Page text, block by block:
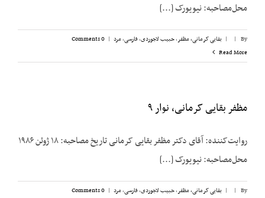
محل‌مصاحبه: نیویورک [...]
By
|
| بقایی کرمانی، مظفر,حبیب لاجوردی,فارسی,مرد |
0 Comments
Read More
مظفر بقایی کرمانی، نوار ۹
روایت‌کننده: آقای دکتر مظفر بقایی کرمانی تاریخ مصاحبه: ۱۸ ژوئن ۱۹۸۶
محل‌مصاحبه: نیویورک [...]
By
|
| بقایی کرمانی، مظفر,حبیب لاجوردی,فارسی,مرد |
0 Comments